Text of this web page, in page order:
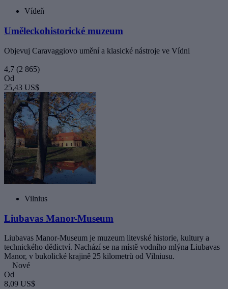
Vídeň
Uměleckohistorické muzeum
Objevuj Caravaggiovo umění a klasické nástroje ve Vídni
4,7 (2 865)
Od
25,43 US$
Vilnius
Liubavas Manor-Museum
Liubavas Manor-Museum je muzeum litevské historie, kultury a
technického dědictví. Nachází se na místě vodního mlýna Liubavas
Manor, v bukolické krajině 25 kilometrů od Vilniusu.
Nové
Od
8,09 US$